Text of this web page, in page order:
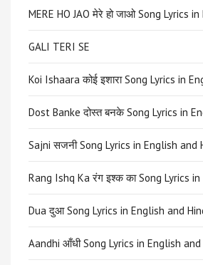
MERE HO JAO मेरे हो जाओ Song Lyrics
GALI TERI SE
Koi Ishaara कोई इशारा Song Lyrics in
Dost Banke दोस्त बनके Song Lyrics in
Sajni सजनी Song Lyrics in English and
Rang Ishq Ka रंग इश्क का Song Lyrics
Dua दुआ Song Lyrics in English and
Aandhi आँधी Song Lyrics in English and